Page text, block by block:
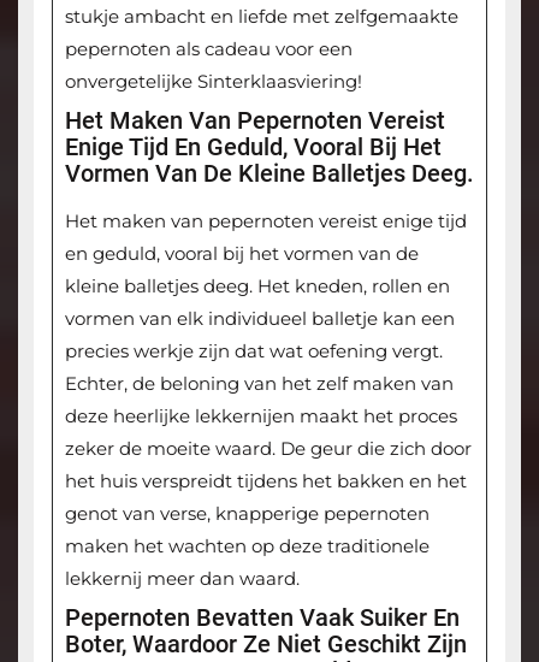
stukje ambacht en liefde met zelfgemaakte
pepernoten als cadeau voor een
onvergetelijke Sinterklaasviering!
Het Maken Van Pepernoten Vereist
Enige Tijd En Geduld, Vooral Bij Het
Vormen Van De Kleine Balletjes Deeg.
Het maken van pepernoten vereist enige tijd
en geduld, vooral bij het vormen van de
kleine balletjes deeg. Het kneden, rollen en
vormen van elk individueel balletje kan een
precies werkje zijn dat wat oefening vergt.
Echter, de beloning van het zelf maken van
deze heerlijke lekkernijen maakt het proces
zeker de moeite waard. De geur die zich door
het huis verspreidt tijdens het bakken en het
genot van verse, knapperige pepernoten
maken het wachten op deze traditionele
lekkernij meer dan waard.
Pepernoten Bevatten Vaak Suiker En
Boter, Waardoor Ze Niet Geschikt Zijn